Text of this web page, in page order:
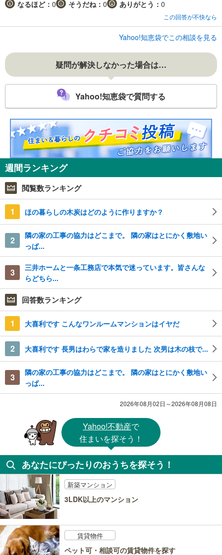
なるほど： 0 そうだね： 0 ありがとう： 0
この回答が不快なら
Yahoo!知恵袋でこの相談を見る
疑問が解決しなかった場合は…
Yahoo!知恵袋で質問する
週間ランキング
閲覧数ランキング
1 ほの暮らしの木炭はどのように作りますか？
2
隣の家の工事の協力はどこまで。 隣の家はとにかく敷地い
っぱ...
3
三井ホームと一条工務店で本気で迷っています。皆さんな
らどちら...
回答数ランキング
1 大喜利です こんなワンルームマンションはイヤだ
2 大喜利です 長男はわらで家を造りました 次男は木の枝で...
3
隣の家の工事の協力はどこまで。 隣の家はとにかく敷地い
っぱ...
2026年08月02日～2026年08月08日
Yahoo!不動産で
住まいを探そう！
あなたにぴったりのおうちを探そう！
新築マンション
3LDK以上のマンション
賃貸物件
ペット可・相談可の賃貸物件を探す